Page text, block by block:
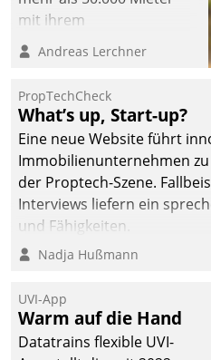
mit ihrem
Wohnungsunternehmen
kommunizieren, auf dem
einsehen und ändern
oder
Schadensmeldungen
abgeben – rund um die
Uhr.
Andreas Lerchner
PropTechCheck
What’s up, Start-up?
Eine neue Website führt
Immobilienunternehmen
der Proptech-Szene.
Interviews liefern ein
und Fähigkeiten.
Nadja Hußmann
UVI-App
Warm auf die Hand
Datatrains flexible UVI-